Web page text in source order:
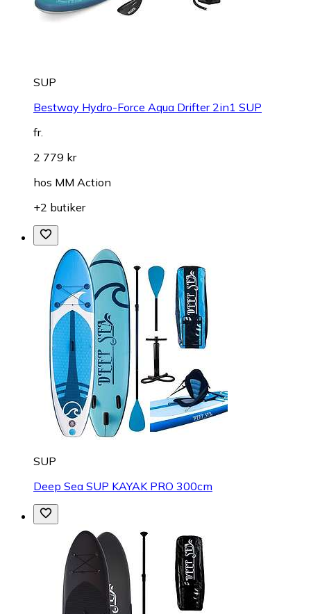
SUP
Bestway Hydro-Force Aqua Drifter 2in1 SUP
fr.
2 779 kr
hos MM Action
+2 butiker
SUP
Deep Sea SUP KAYAK PRO 300cm